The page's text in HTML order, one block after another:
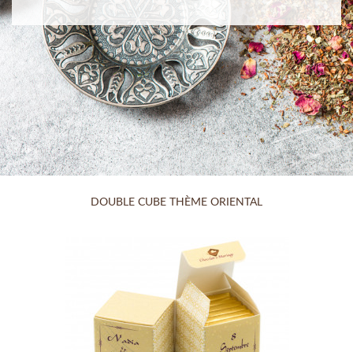
DOUBLE CUBE THÈME ORIENTAL